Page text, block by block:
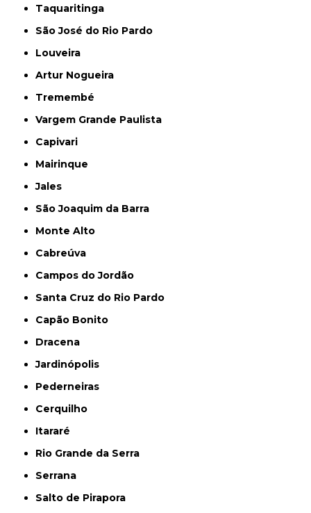
Taquaritinga
São José do Rio Pardo
Louveira
Artur Nogueira
Tremembé
Vargem Grande Paulista
Capivari
Mairinque
Jales
São Joaquim da Barra
Monte Alto
Cabreúva
Campos do Jordão
Santa Cruz do Rio Pardo
Capão Bonito
Dracena
Jardinópolis
Pederneiras
Cerquilho
Itararé
Rio Grande da Serra
Serrana
Salto de Pirapora